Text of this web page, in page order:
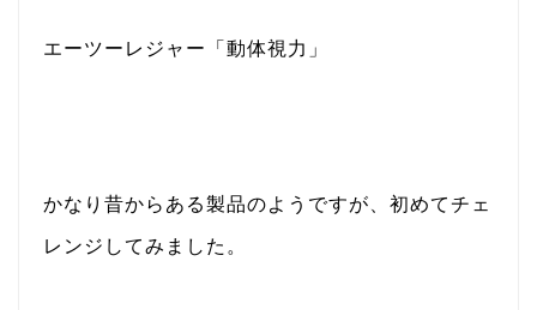
エーツーレジャー「動体視力」
かなり昔からある製品のようですが、初めてチェ
レンジしてみました。